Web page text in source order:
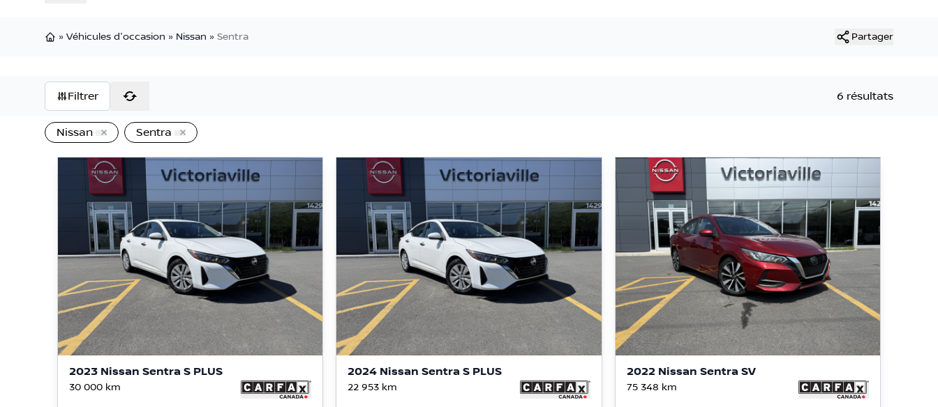
» Véhicules d'occasion » Nissan » Sentra Partager
Filtrer 6 résultats
Nissan Sentra
2023 Nissan Sentra S PLUS
30 000 km
2024 Nissan Sentra S PLUS
22 953 km
2022 Nissan Sentra SV
75 348 km